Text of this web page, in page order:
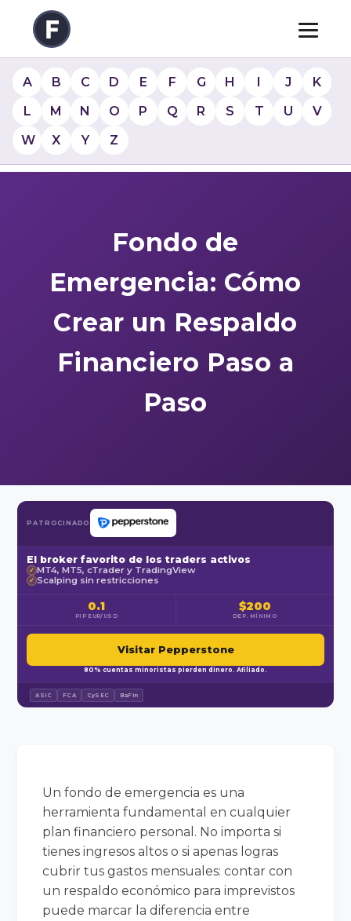
A B C D E F G H I J
K
L
M N O P Q R S T U
V
W
X Y Z
Fondo de
Emergencia: Cómo
Crear un Respaldo
Financiero Paso a
Paso
PATROCINADO
El broker favorito de los traders activos
✓ MT4, MT5, cTrader y TradingView
✓ Scalping sin restricciones
0.1
PIP EUR/USD
$200
DEP. MÍNIMO
Visitar Pepperstone
80% cuentas minoristas pierden dinero. Afiliado.
ASIC FCA CySEC BaFin
Un fondo de emergencia es una
herramienta fundamental en cualquier
plan financiero personal. No importa si
tienes ingresos altos o si apenas logras
cubrir tus gastos mensuales: contar con
un respaldo económico para imprevistos
puede marcar la diferencia entre